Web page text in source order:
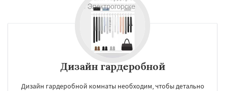
Дизайн гардеробной
Дизайн гардеробной комнаты необходим, чтобы детально